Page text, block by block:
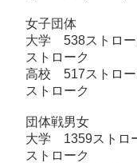
女子団
大学 538
ストローク
高校 517
ストローク
団体戦
大学 1359
ストローク